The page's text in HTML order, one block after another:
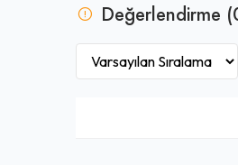
Değerlendirme